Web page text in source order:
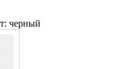
черный